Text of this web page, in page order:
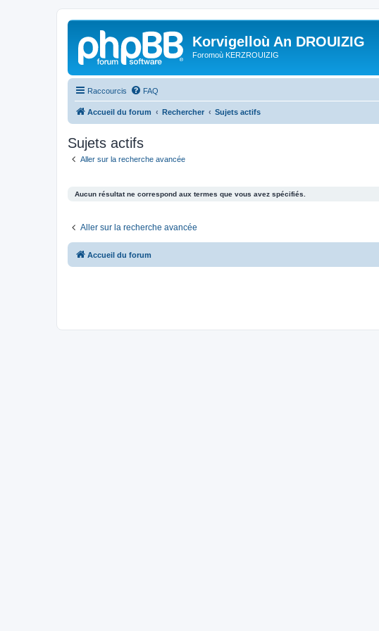
Korvigelloù An DROUIZIG
Foromoù KERZROUIZIG
Raccourcis FAQ
Accueil du forum Rechercher Sujets actifs
Sujets actifs
Aller sur la recherche avancée
Aucun résultat ne correspond aux termes que vous avez spécifiés.
Aller sur la recherche avancée
Accueil du forum